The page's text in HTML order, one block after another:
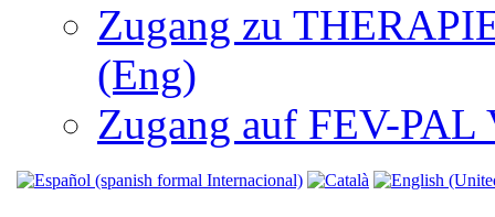
Zugang zu
(Eng)
Zugang auf FEV-PAL